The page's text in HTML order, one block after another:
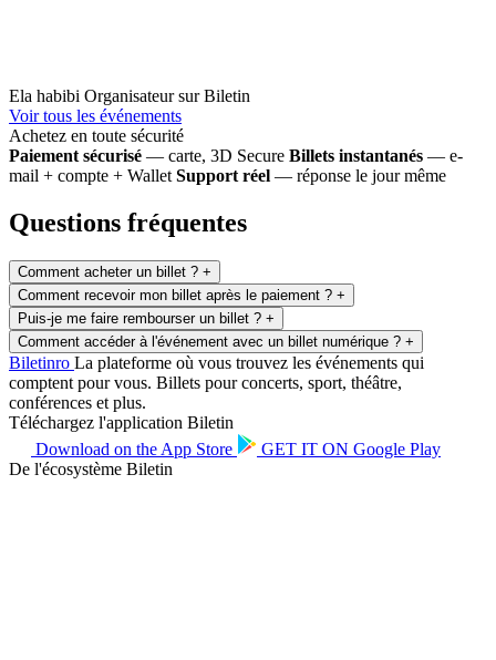
Ela habibi Organisateur sur Biletin
Voir tous les événements
Achetez en toute sécurité
Paiement sécurisé — carte, 3D Secure Billets instantanés — e-
mail + compte + Wallet Support réel — réponse le jour même
Questions fréquentes
Comment acheter un billet ? +
Comment recevoir mon billet après le paiement ? +
Puis-je me faire rembourser un billet ? +
Comment accéder à l'événement avec un billet numérique ? +
Biletinro La plateforme où vous trouvez les événements qui
comptent pour vous. Billets pour concerts, sport, théâtre,
conférences et plus.
Téléchargez l'application Biletin
Download on the App Store GET IT ON Google Play
De l'écosystème Biletin